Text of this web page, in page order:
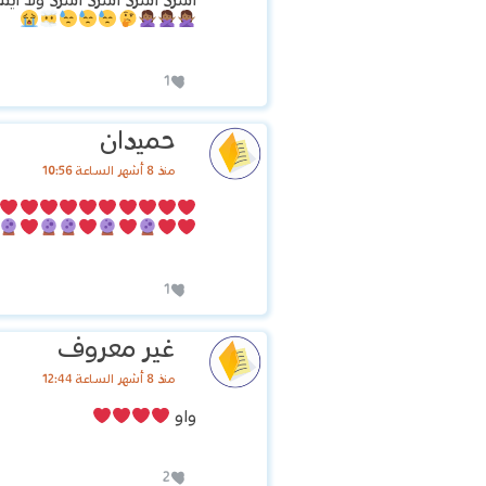
1
حميدان
منذ 8 أشهر الساعة 10:56
1
غير معروف
منذ 8 أشهر الساعة 12:44
واو
2